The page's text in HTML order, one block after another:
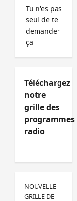
Tu n'es pas
seul de te
demander
ça
Téléchargez
notre
grille des
programmes
radio
NOUVELLE
GRILLE DE